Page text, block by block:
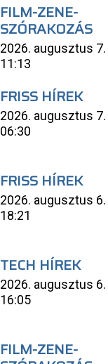
FILM-ZENE-
SZÓRAKOZÁS
2026. augusztus 7.
11:13
FRISS HÍREK
2026. augusztus 7.
06:30
FRISS HÍREK
2026. augusztus 6.
18:21
TECH HÍREK
2026. augusztus 6.
16:05
FILM-ZENE-